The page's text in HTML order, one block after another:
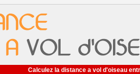
Calculez la distance a vol d'oiseau